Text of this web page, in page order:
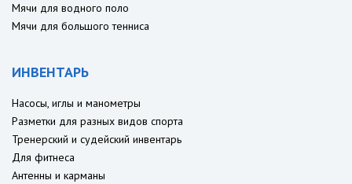
Мячи для водного поло
Мячи для большого тенниса
ИНВЕНТАРЬ
Насосы, иглы и манометры
Разметки для разных видов спорта
Тренерский и судейский инвентарь
Для фитнеса
Антенны и карманы